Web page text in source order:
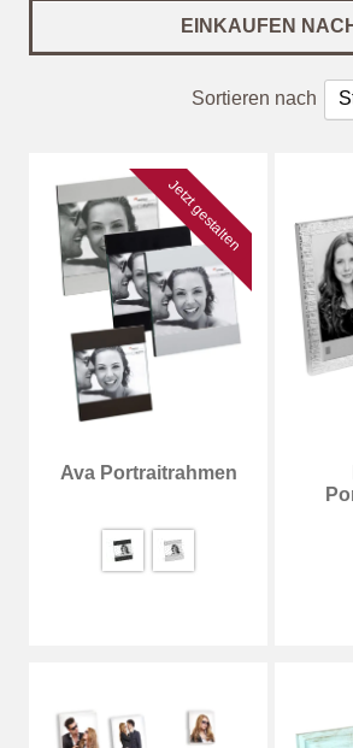
EINKAUFEN
Sortieren nach
Jetzt gestalten
Ava Portraitrahmen